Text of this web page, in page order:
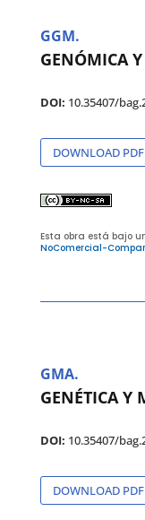
GGM.
GENÓMICA
DOI: 10.35407/
DOWNLOAD PDF
Esta obra está bajo
NoComercial-
GMA.
GENÉTICA Y
DOI: 10.35407/
DOWNLOAD PDF